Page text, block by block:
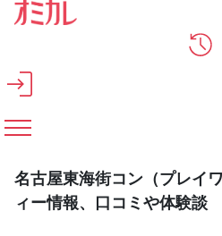
メインコンテンツへスキップ
名古屋東海街コン（プレイ
ィー情報、口コミや体験談